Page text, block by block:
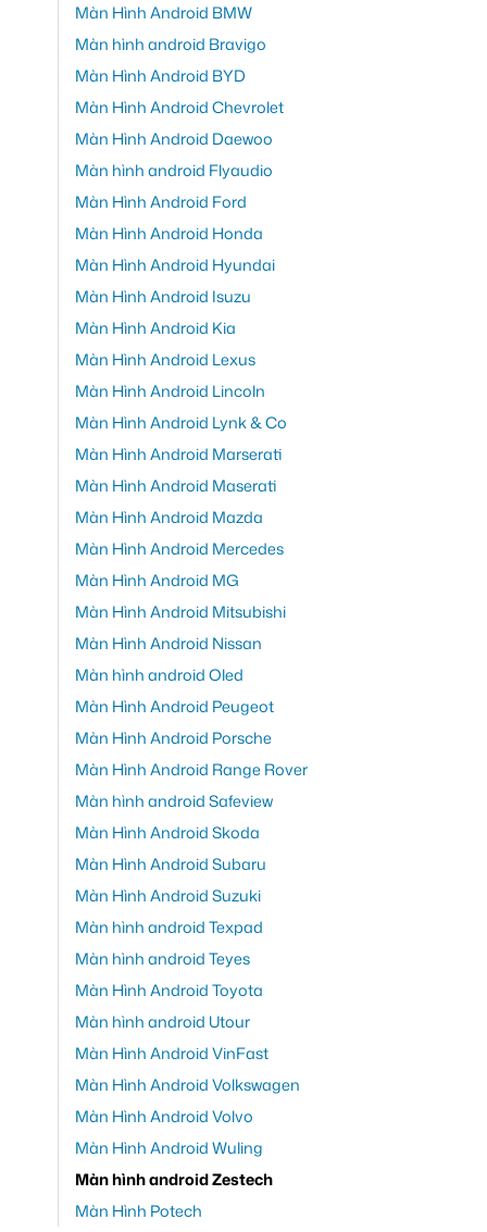
Màn Hình Android BMW
Màn hình android Bravigo
Màn Hình Android BYD
Màn Hình Android Chevrolet
Màn Hình Android Daewoo
Màn hình android Flyaudio
Màn Hình Android Ford
Màn Hình Android Honda
Màn Hình Android Hyundai
Màn Hình Android Isuzu
Màn Hình Android Kia
Màn Hình Android Lexus
Màn Hình Android Lincoln
Màn Hình Android Lynk & Co
Màn Hình Android Marserati
Màn Hình Android Maserati
Màn Hình Android Mazda
Màn Hình Android Mercedes
Màn Hình Android MG
Màn Hình Android Mitsubishi
Màn Hình Android Nissan
Màn hình android Oled
Màn Hình Android Peugeot
Màn Hình Android Porsche
Màn Hình Android Range Rover
Màn hình android Safeview
Màn Hình Android Skoda
Màn Hình Android Subaru
Màn Hình Android Suzuki
Màn hình android Texpad
Màn hình android Teyes
Màn Hình Android Toyota
Màn hình android Utour
Màn Hình Android VinFast
Màn Hình Android Volkswagen
Màn Hình Android Volvo
Màn Hình Android Wuling
Màn hình android Zestech
Màn Hình Potech